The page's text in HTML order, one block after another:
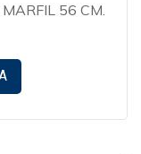
56 CM.